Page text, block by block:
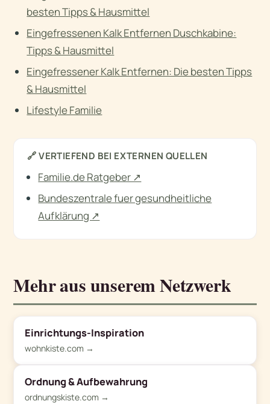
besten Tipps & Hausmittel
Eingefressenen Kalk Entfernen Duschkabine:
Tipps & Hausmittel
Eingefressener Kalk Entfernen: Die besten Tipps
& Hausmittel
Lifestyle Familie
🔗VERTIEFEND BEI EXTERNEN QUELLEN
Familie.de Ratgeber ↗
Bundeszentrale fuer gesundheitliche
Aufklärung ↗
Mehr aus unserem Netzwerk
Einrichtungs-Inspiration
wohnkiste.com →
Ordnung & Aufbewahrung
ordnungskiste.com →